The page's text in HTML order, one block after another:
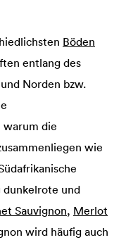
Böden
entlang des
Norden bzw.
warum die
wie
dunkelrote und
Sauvignon, Merlot
wird häufig auch